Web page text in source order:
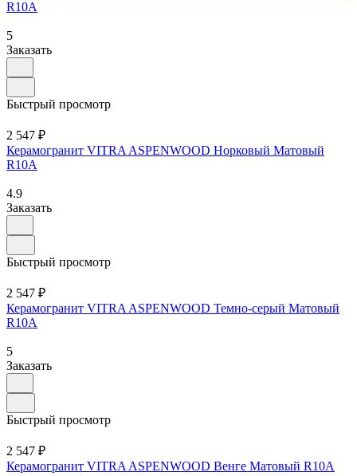
R10A
5
Заказать
Быстрый просмотр
2 547 ₽
Керамогранит VITRA ASPENWOOD Норковый Матовый
R10A
4.9
Заказать
Быстрый просмотр
2 547 ₽
Керамогранит VITRA ASPENWOOD Темно-серый Матовый
R10A
5
Заказать
Быстрый просмотр
2 547 ₽
Керамогранит VITRA ASPENWOOD Венге Матовый R10A